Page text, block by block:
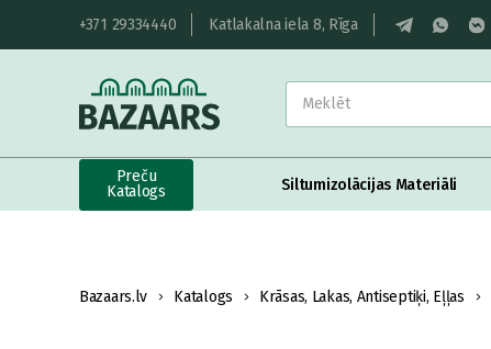
+371 29334440 Katlakalna iela 8, Rīga
Preču
Katalogs
Siltumizolācijas Materiāli
Bazaars.lv Katalogs Krāsas, Lakas, Antiseptiķi, Eļļas